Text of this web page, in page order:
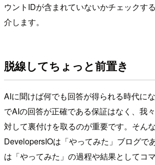
ウントIDが含まれていないかチェックす
介します。
脱線してちょっと前置き
AIに聞けば何でも回答が得られる時代に
でAIの回答が正確である保証はなく、我
対して裏付けを取るのが重要です。そん
DevelopersIOは「やってみた」ブログで
は「やってみた」の過程や結果としてコ